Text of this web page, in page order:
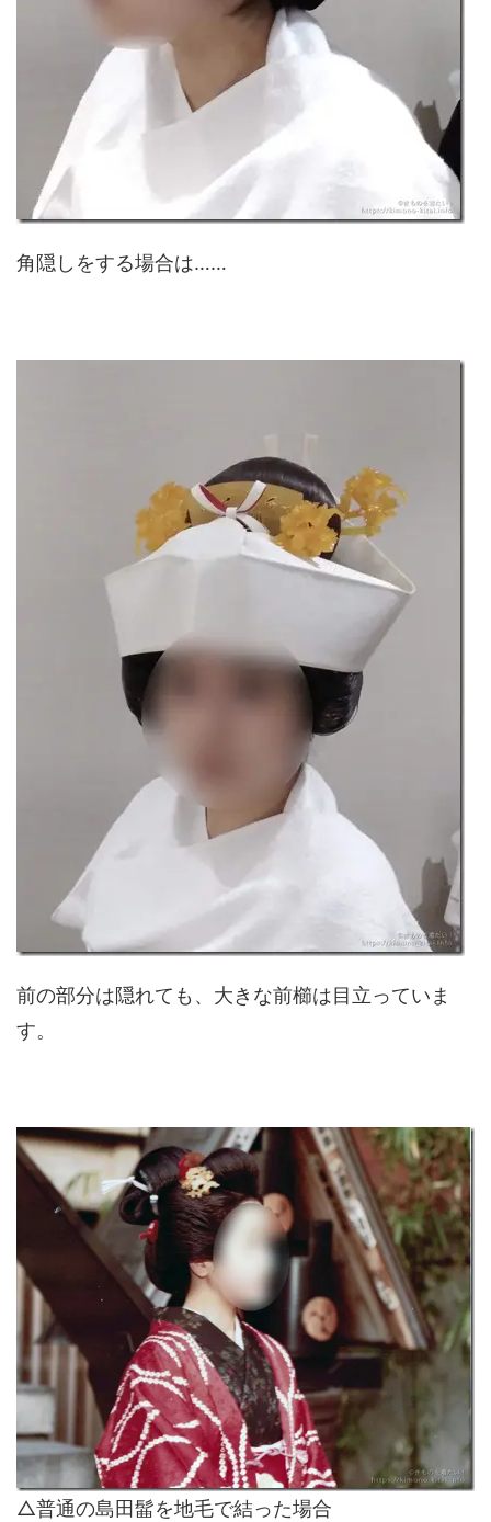
角隠しをする場合は……
前の部分は隠れても、大きな前櫛は目立っていま
す。
△普通の島田髷を地毛で結った場合